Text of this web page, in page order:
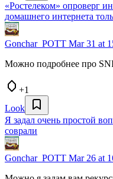
«Ростелеком» опроверг
домашнего интернета
Gonchar_POTT Mar 31 at
Можно подробнее про
+1
Look
Я задал очень простой
соврали
Gonchar_POTT Mar 26 at